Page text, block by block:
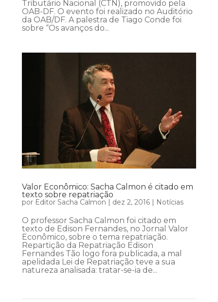
Tributário Nacional (CTN), promovido pela
OAB-DF. O evento foi realizado no Auditório
da OAB/DF. A palestra de Tiago Conde foi
sobre “Os avanços do...
Valor Econômico: Sacha Calmon é citado em
texto sobre repatriação
por Editor Sacha Calmon dez 2, 2016| Notícias
O professor Sacha Calmon foi citado em
texto de Edison Fernandes, no Jornal Valor
Econômico, sobre o tema repatriação.
Repartição da Repatriação Edison
Fernandes Tão logo fora publicada, a mal
apelidada Lei de Repatriação teve a sua
natureza analisada: tratar-se-ia de...